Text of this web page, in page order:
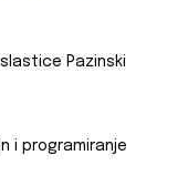
Pazinski
i programiranje